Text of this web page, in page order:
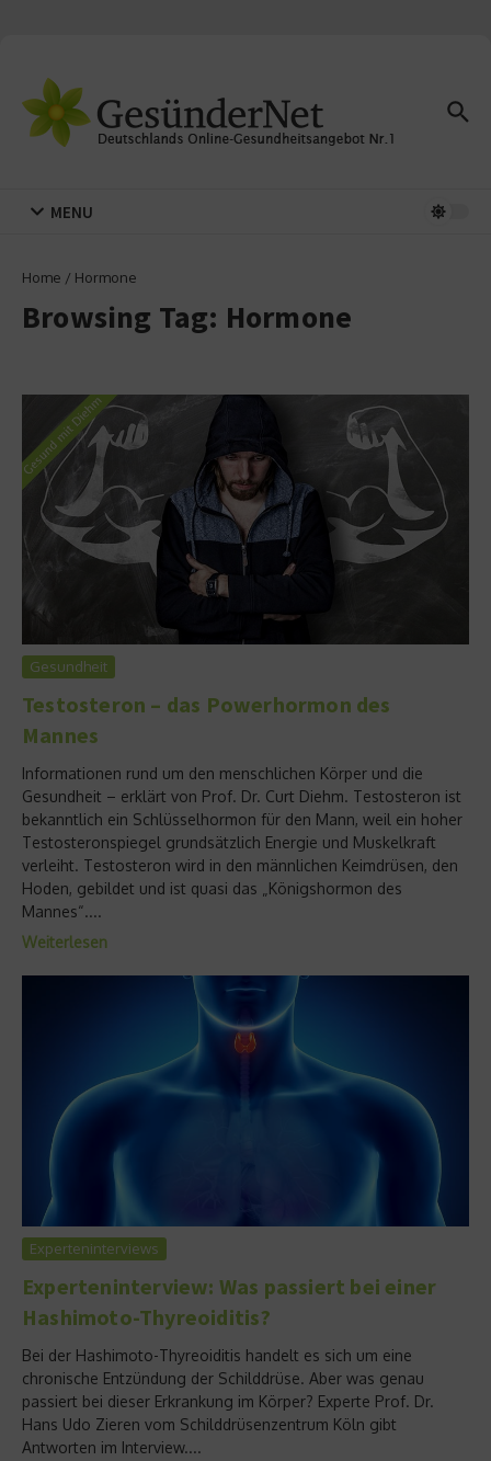
MENU
Home / Hormone
Browsing Tag: Hormone
Gesundheit
Testosteron – das Powerhormon des
Mannes
Informationen rund um den menschlichen Körper und die
Gesundheit – erklärt von Prof. Dr. Curt Diehm. Testosteron ist
bekanntlich ein Schlüsselhormon für den Mann, weil ein hoher
Testosteronspiegel grundsätzlich Energie und Muskelkraft
verleiht. Testosteron wird in den männlichen Keimdrüsen, den
Hoden, gebildet und ist quasi das „Königshormon des
Mannes“....
Weiterlesen
Experteninterviews
Experteninterview: Was passiert bei einer
Hashimoto-Thyreoiditis?
Bei der Hashimoto-Thyreoiditis handelt es sich um eine
chronische Entzündung der Schilddrüse. Aber was genau
passiert bei dieser Erkrankung im Körper? Experte Prof. Dr.
Hans Udo Zieren vom Schilddrüsenzentrum Köln gibt
Antworten im Interview....